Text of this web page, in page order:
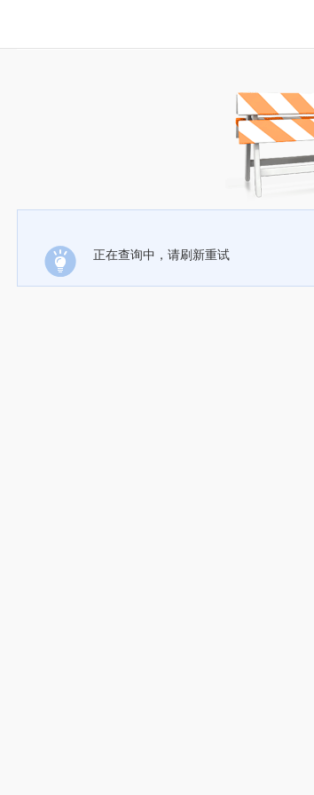
正在查询中，请刷新重试